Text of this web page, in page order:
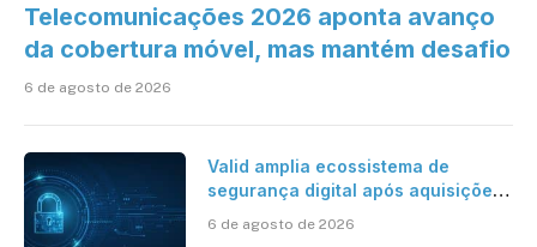
Telecomunicações 2026 aponta avanço
da cobertura móvel, mas mantém desafio
6 de agosto de 2026
Valid amplia ecossistema de
segurança digital após aquisições
6 de agosto de 2026